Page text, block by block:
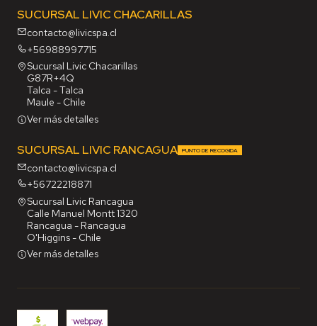
SUCURSAL LIVIC CHACARILLAS
contacto@livicspa.cl
+56988997715
Sucursal Livic Chacarillas
G87R+4Q
Talca - Talca
Maule - Chile
Ver más detalles
SUCURSAL LIVIC RANCAGUA PUNTO DE RECOGIDA
contacto@livicspa.cl
+56722218871
Sucursal Livic Rancagua
Calle Manuel Montt 1320
Rancagua - Rancagua
O'Higgins - Chile
Ver más detalles